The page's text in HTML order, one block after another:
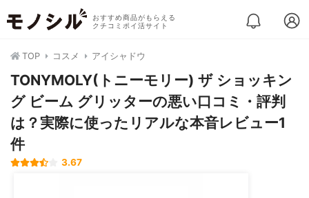
おすすめ商品がもらえる
クチコミポイ活サイト
TOP コスメ アイシャドウ
TONYMOLY(トニーモリー) ザ ショッキン
グ ビーム グリッターの悪い口コミ・評判
は？実際に使ったリアルな本音レビュー1
件
3.67